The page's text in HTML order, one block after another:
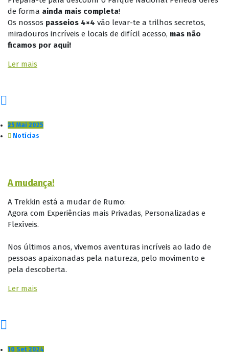
de forma ainda mais completa!
Os nossos passeios 4×4 vão levar-te a trilhos secretos,
miradouros incríveis e locais de difícil acesso, mas não
ficamos por aqui!
Ler mais
25 Mai 2025
Notícias
A mudança!
A Trekkin está a mudar de Rumo:
Agora com Experiências mais Privadas, Personalizadas e
Flexíveis.
Nos últimos anos, vivemos aventuras incríveis ao lado de
pessoas apaixonadas pela natureza, pelo movimento e
pela descoberta.
Ler mais
10 Set 2024